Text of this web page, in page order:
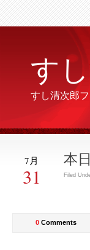
す
すし清次郎
7月
31
本
Filed
0 Comments